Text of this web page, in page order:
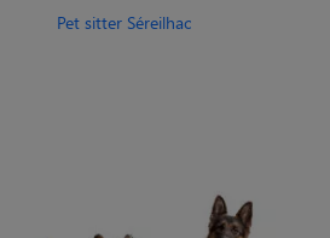
Pet sitter Séreilhac